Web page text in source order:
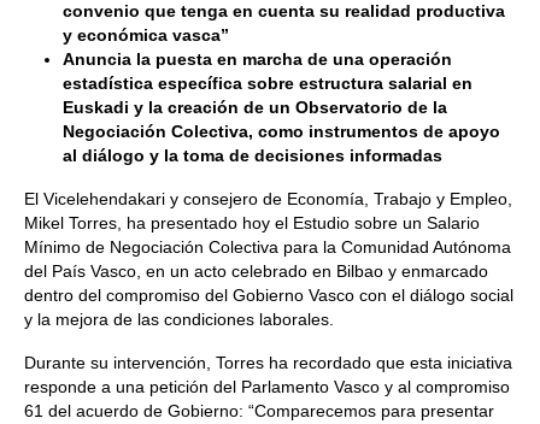
convenio que tenga en cuenta su realidad productiva
y económica vasca”
Anuncia la puesta en marcha de una operación
estadística específica sobre estructura salarial en
Euskadi y la creación de un Observatorio de la
Negociación Colectiva, como instrumentos de apoyo
al diálogo y la toma de decisiones informadas
El Vicelehendakari y consejero de Economía, Trabajo y Empleo,
Mikel Torres, ha presentado hoy el Estudio sobre un Salario
Mínimo de Negociación Colectiva para la Comunidad Autónoma
del País Vasco, en un acto celebrado en Bilbao y enmarcado
dentro del compromiso del Gobierno Vasco con el diálogo social
y la mejora de las condiciones laborales.
Durante su intervención, Torres ha recordado que esta iniciativa
responde a una petición del Parlamento Vasco y al compromiso
61 del acuerdo de Gobierno: “Comparecemos para presentar